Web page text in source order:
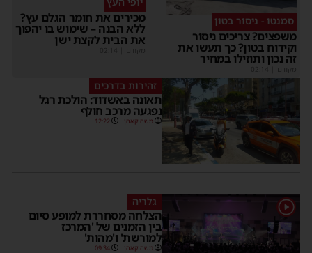
סמנטו - ניסור בטון
משפצים? צריכים ניסור
וקידוח בטון? כך תעשו את
זה נכון ותוזילו במחיר
מקודם
מכירים את חומר הגלם עץ?
ללא הבנה – שימוש בו יהפוך
את הבית לקצת ישן
מקודם
זהירות בדרכים
תאונה באשדוד: הולכת רגל
נפגעה מרכב חולף
משה קאהן 12:22
1 גלריה
הצלחה מסחררת למופע סיום
בין הזמנים של 'המרכז
למורשת' ו'מהות'
משה קאהן 09:34